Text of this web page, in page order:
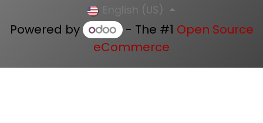
English (US)
Powered by - The #1 Open Source
eCommerce